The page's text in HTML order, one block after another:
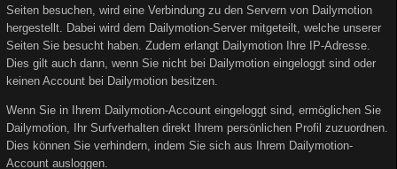
Seiten besuchen, wird eine Verbindung zu den Servern von Dailymotion
hergestellt. Dabei wird dem Dailymotion-Server mitgeteilt, welche unserer
Seiten Sie besucht haben. Zudem erlangt Dailymotion Ihre IP-Adresse.
Dies gilt auch dann, wenn Sie nicht bei Dailymotion eingeloggt sind oder
keinen Account bei Dailymotion besitzen.
Wenn Sie in Ihrem Dailymotion-Account eingeloggt sind, ermöglichen Sie
Dailymotion, Ihr Surfverhalten direkt Ihrem persönlichen Profil zuzuordnen.
Dies können Sie verhindern, indem Sie sich aus Ihrem Dailymotion-
Account ausloggen.